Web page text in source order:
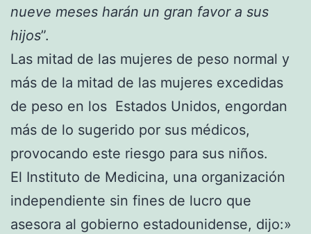
nueve meses harán un gran favor a sus
hijos”.
Las mitad de las mujeres de peso normal y
más de la mitad de las mujeres excedidas
de peso en los Estados Unidos, engordan
más de lo sugerido por sus médicos,
provocando este riesgo para sus niños.
El Instituto de Medicina, una organización
independiente sin fines de lucro que
asesora al gobierno estadounidense, dijo:»